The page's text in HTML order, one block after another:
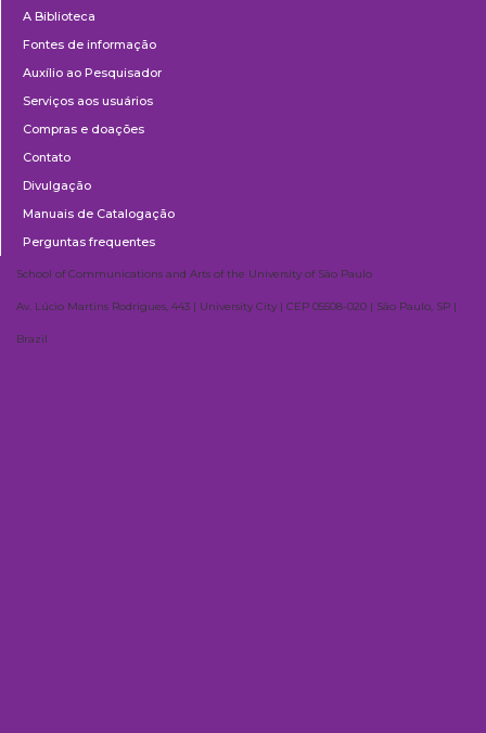
A Biblioteca
Fontes de informação
Auxílio ao Pesquisador
Serviços aos usuários
Compras e doações
Contato
Divulgação
Manuais de Catalogação
Perguntas frequentes
School of Communications and Arts of the University of São Paulo
Av. Lúcio Martins Rodrigues, 443 | University City | CEP 05508-020 | São Paulo, SP |
Brazil